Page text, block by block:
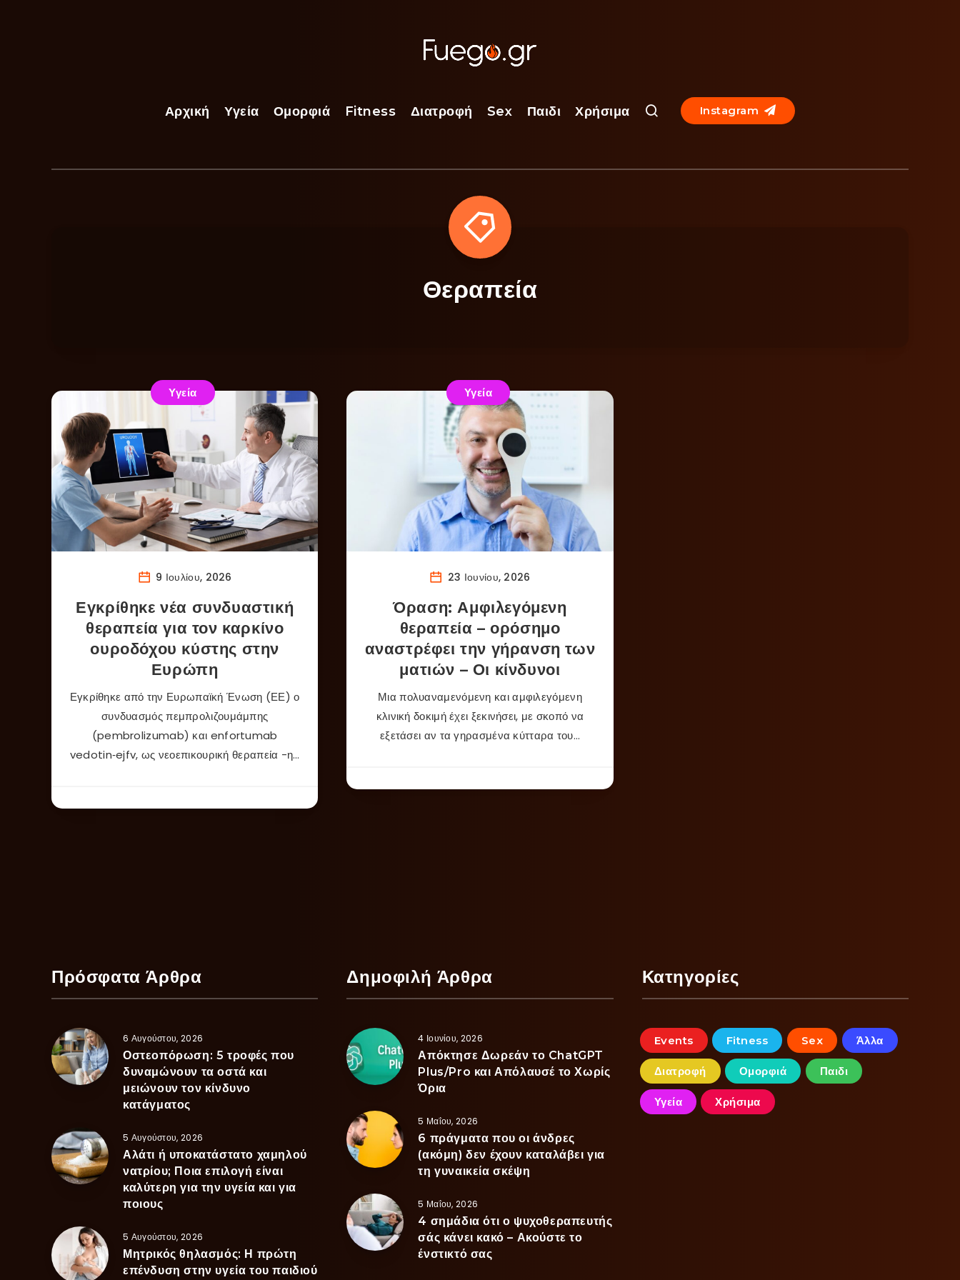
Αρχική Υγεία Ομορφιά Fitness Διατροφή Sex Παιδι Χρήσιμα Instagram
Θεραπεία
Υγεία
9 Ιουλίου, 2026
Εγκρίθηκε νέα συνδυαστική
θεραπεία για τον καρκίνο
ουροδόχου κύστης στην
Ευρώπη
Εγκρίθηκε από την Ευρωπαϊκή Ένωση (ΕΕ) ο
συνδυασμός πεμπρολιζουμάμπης
(pembrolizumab) και enfortumab
vedotin‑ejfv, ως νεοεπικουρική θεραπεία -η…
Υγεία
23 Ιουνίου, 2026
Όραση: Αμφιλεγόμενη
θεραπεία – ορόσημο
αναστρέφει την γήρανση των
ματιών – Οι κίνδυνοι
Μια πολυαναμενόμενη και αμφιλεγόμενη
κλινική δοκιμή έχει ξεκινήσει, με σκοπό να
εξετάσει αν τα γηρασμένα κύτταρα του…
Πρόσφατα Άρθρα
6 Αυγούστου, 2026
Οστεοπόρωση: 5 τροφές που
δυναμώνουν τα οστά και
μειώνουν τον κίνδυνο
κατάγματος
5 Αυγούστου, 2026
Αλάτι ή υποκατάστατο χαμηλού
νατρίου; Ποια επιλογή είναι
καλύτερη για την υγεία και για
ποιους
5 Αυγούστου, 2026
Μητρικός θηλασμός: Η πρώτη
επένδυση στην υγεία του παιδιού
Δημοφιλή Άρθρα
4 Ιουνίου, 2026
Απόκτησε Δωρεάν το ChatGPT
Plus/Pro και Απόλαυσέ το Χωρίς
Όρια
5 Μαΐου, 2026
6 πράγματα που οι άνδρες
(ακόμη) δεν έχουν καταλάβει για
τη γυναικεία σκέψη
5 Μαΐου, 2026
4 σημάδια ότι ο ψυχοθεραπευτής
σάς κάνει κακό – Ακούστε το
ένστικτό σας
Κατηγορίες
Events Fitness Sex Άλλα
Διατροφή Ομορφιά Παιδι
Υγεία Χρήσιμα